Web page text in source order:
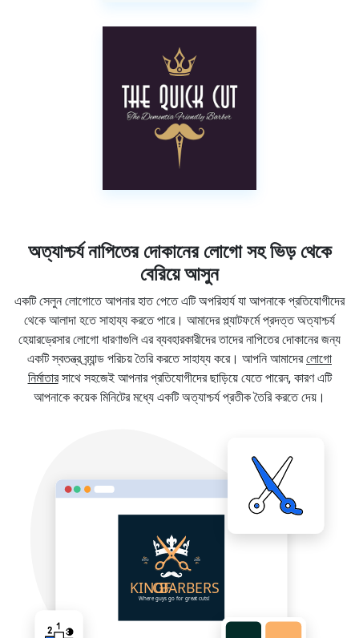
অত্যাশ্চর্য নাপিতের দোকানের লোগো সহ ভিড় থেকে
বেরিয়ে আসুন
একটি সেলুন লোগোতে আপনার হাত পেতে এটি অপরিহার্য যা আপনাকে প্রতিযোগীদের
থেকে আলাদা হতে সাহায্য করতে পারে। আমাদের প্ল্যাটফর্মে প্রদত্ত অত্যাশ্চর্য
হেয়ারড্রেসার লোগো ধারণাগুলি এর ব্যবহারকারীদের তাদের নাপিতের দোকানের জন্য
একটি স্বতন্ত্র ব্র্যান্ড পরিচয় তৈরি করতে সাহায্য করে। আপনি আমাদেরলোগো
নির্মাতারসাথে সহজেই আপনার প্রতিযোগীদের ছাড়িয়ে যেতে পারেন, কারণ এটি
আপনাকে কয়েক মিনিটের মধ্যে একটি অত্যাশ্চর্য প্রতীক তৈরি করতে দেয়।